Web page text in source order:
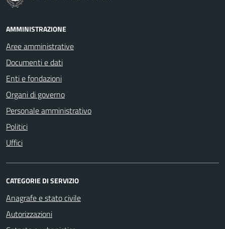
AMMINISTRAZIONE
Aree amministrative
Documenti e dati
Enti e fondazioni
Organi di governo
Personale amministrativo
Politici
Uffici
CATEGORIE DI SERVIZIO
Anagrafe e stato civile
Autorizzazioni